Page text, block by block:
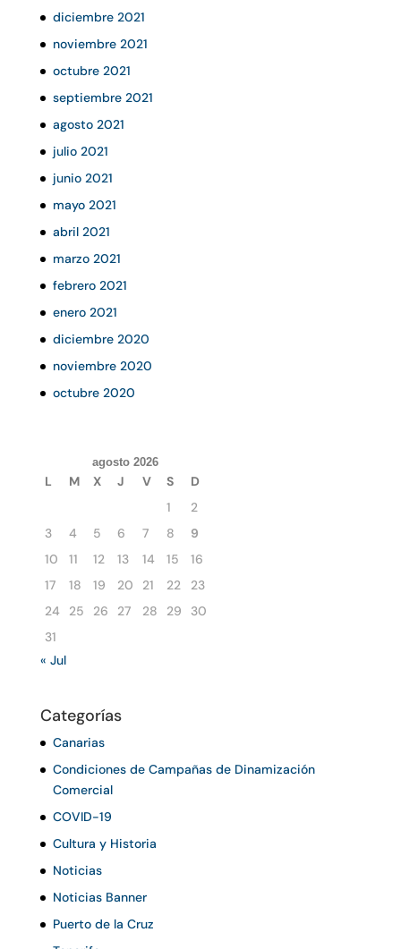
diciembre 2021
noviembre 2021
octubre 2021
septiembre 2021
agosto 2021
julio 2021
junio 2021
mayo 2021
abril 2021
marzo 2021
febrero 2021
enero 2021
diciembre 2020
noviembre 2020
octubre 2020
agosto 2026
L M X J V S
D
1
2
3
4 5 6 7 8
9
10
11 12 13 14 15
16
17
18 19 20 21 22
23
24
25 26 27 28 29
30
31
« Jul
Categorías
Canarias
Condiciones de Campañas de Dinamización
Comercial
COVID-19
Cultura y Historia
Noticias
Noticias Banner
Puerto de la Cruz